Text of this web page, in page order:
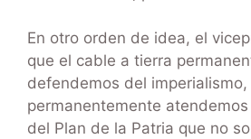
En otro orden de idea, el
que el cable a tierra
defendemos del imperialismo,
permanentemente
del Plan de la Patria que no